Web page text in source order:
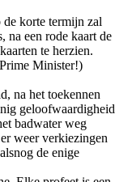
korte termijn zal
na een rode kaart de
te herzien.
Minister!)
na het toekennen
geloofwaardigheid
badwater weg
weer verkiezingen
de enige